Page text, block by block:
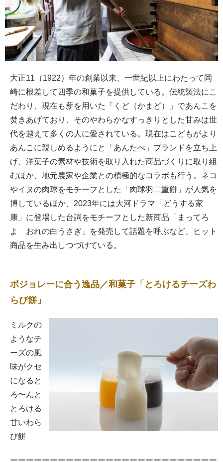
大正11（1922）年の創業以来、一世紀以上にわたって岡
崎に根差して四季の和菓子を提供している。伝統製法にこ
だわり、現在も薪を用いた「くど（かまど）」であんこを
焚きあげており、そのやわらかなすっきりとした甘みは世
代を越えて多くの人に愛されている。現在はこどもがより
あんこに親しめるようにと「あんたべ」ブランドを立ち上
げ、洋菓子の素材や技術を取り入れた商品づくりに取り組
むほか、地元農家や企業との積極的なコラボも行う。ネコ
やイヌの肉球をモチーフとした「肉球羽二重餅」が人気を
博しているほか、2023年には大河ドラマ「どうする家
康」に登場した台詞をモチーフとした新商品「まってろ
よ おれの白うさぎ」を発売して話題を呼ぶなど、ヒット
商品を生み出しつづけている。
ボジョレーに合う逸品／和菓子「とろけるチーズわ
らび餅」
​ミルクの
ようなチ
ーズの風
味がクセ
になると
ろ〜んと
とろける
甘いわら
び餅